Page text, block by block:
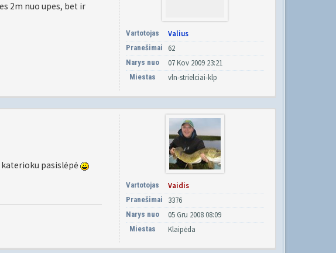
2m nuo upes, bet ir
Vartotojas Valius
Pranešimai 62
Narys nuo 07 Kov 2009 23:21
Miestas vln-strielciai-klp
pasislėpė
Vartotojas Vaidis
Pranešimai 3376
Narys nuo 05 Gru 2008 08:09
Miestas Klaipėda